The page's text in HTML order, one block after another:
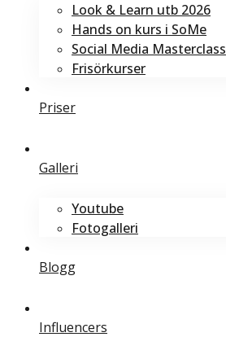
Look & Learn utb 2026
Hands on kurs i SoMe
Social Media Masterclass
Frisörkurser
Priser
Galleri
Youtube
Fotogalleri
Blogg
Influencers